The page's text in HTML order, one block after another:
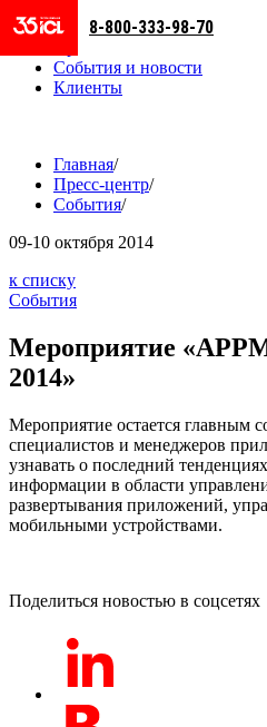
Направления
События и новости
Клиенты
8-800-333-98-70
Главная/
Пресс-центр/
События/
09-10 октября 2014
к списку
События
Мероприятие
2014»
Мероприятие остается главным
специалистов и менеджеров
узнавать о последний
информации в области
развертывания приложений,
мобильными устройствами.
Поделиться новостью в соцсетях